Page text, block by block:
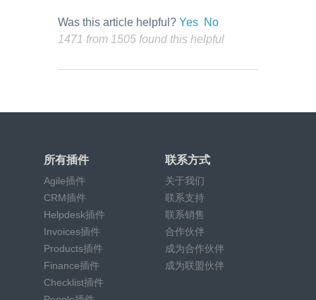
Was this article helpful? Yes No
1471 from 1505 found this helpful
所有插件
Agile插件
CRM插件
Helpdesk插件
Invoices插件
Products插件
Finance插件
Checklist插件
联系方式
关于我们
联系支持
联系销售
合作伙伴
成为合作伙伴
成为联盟伙伴